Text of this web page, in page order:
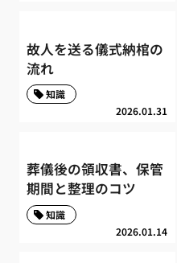
故人を送る儀式納棺の
流れ
2026.01.31
知識
葬儀後の領収書、保管
期間と整理のコツ
2026.01.14
知識